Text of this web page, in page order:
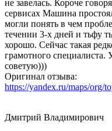
не завелась. Короче
сервисах Машина
могли понять в чем
течении 3-х дней и тьфу
хорошо. Сейчас такая
грамотного специалиста.
советую)))
Оригинал отзыва:
https://yandex.ru/maps/org/
Дмитрий Владимирович